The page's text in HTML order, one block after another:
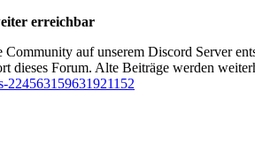
erreichbar
Community auf unserem Discord Server
dieses Forum. Alte Beiträge werden
224563159631921152